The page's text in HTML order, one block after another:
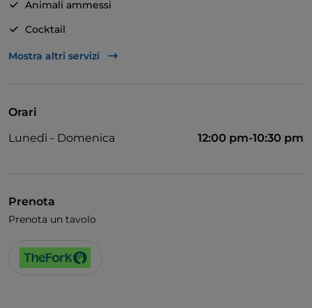
Animali ammessi
Cocktail
Si parla inglese
Mostra altri servizi
Orari
Lunedì - Domenica
12:00 pm-10:30 pm
Prenota
Prenota un tavolo